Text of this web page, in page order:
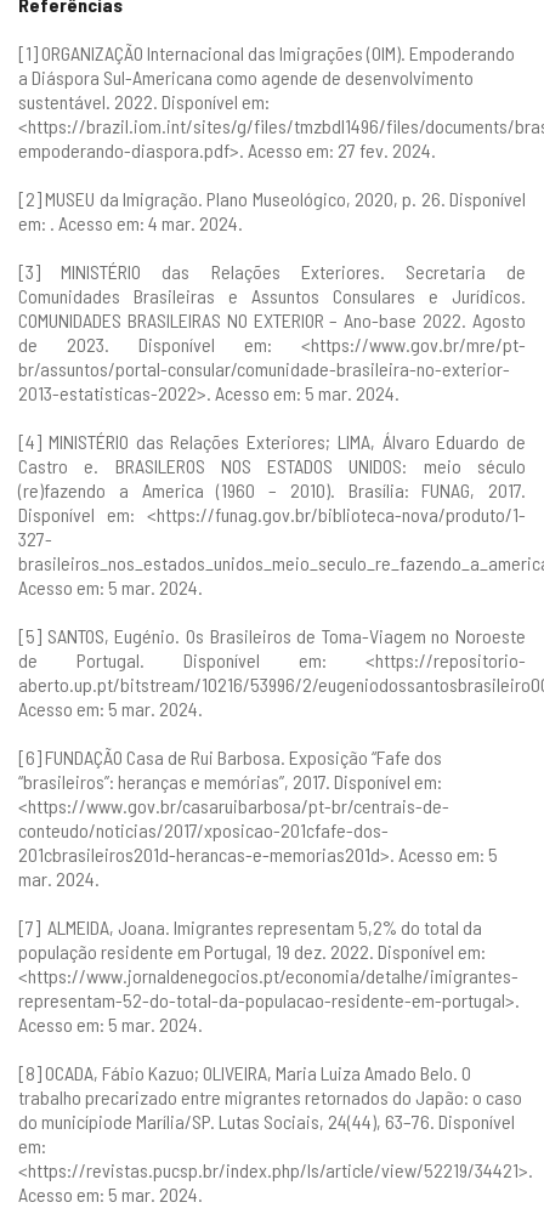
[1] ORGANIZAÇÃO Internacional das Imigrações (OIM). Empoderando
a Diáspora Sul-Americana como agende de desenvolvimento
sustentável. 2022. Disponível em:
<https://brazil.iom.int/sites/g/files/tmzbdl1496/files/documents/
empoderando-diaspora.pdf>. Acesso em: 27 fev. 2024.
[2] MUSEU da Imigração. Plano Museológico, 2020, p. 26. Disponível
em: . Acesso em: 4 mar. 2024.
[3] MINISTÉRIO das Relações Exteriores. Secretaria de
Comunidades Brasileiras e Assuntos Consulares e Jurídicos.
COMUNIDADES BRASILEIRAS NO EXTERIOR – Ano-base 2022. Agosto
de 2023. Disponível em: <https://www.gov.br/mre/pt-
br/assuntos/portal-consular/comunidade-brasileira-no-exterior-
2013-estatisticas-2022>. Acesso em: 5 mar. 2024.
[4] MINISTÉRIO das Relações Exteriores; LIMA, Álvaro Eduardo de
Castro e. BRASILEROS NOS ESTADOS UNIDOS: meio século
(re)fazendo a America (1960 – 2010). Brasília: FUNAG, 2017.
Disponível em: <https://funag.gov.br/biblioteca-nova/produto/1-
327-
Acesso em: 5 mar. 2024.
[5] SANTOS, Eugénio. Os Brasileiros de Toma-Viagem no Noroeste
de Portugal. Disponível em: <https://repositorio-
aberto.up.pt/bitstream/10216/53996/2/
Acesso em: 5 mar. 2024.
[6] FUNDAÇÃO Casa de Rui Barbosa. Exposição “Fafe dos
“brasileiros”: heranças e memórias”, 2017. Disponível em:
<https://www.gov.br/casaruibarbosa/pt-br/centrais-de-
conteudo/noticias/2017/xposicao-201cfafe-dos-
201cbrasileiros201d-herancas-e-memorias201d>. Acesso em: 5
mar. 2024.
[7] ALMEIDA, Joana. Imigrantes representam 5,2% do total da
população residente em Portugal, 19 dez. 2022. Disponível em:
<https://www.jornaldenegocios.pt/economia/detalhe/imigrantes-
representam-52-do-total-da-populacao-residente-em-portugal>.
Acesso em: 5 mar. 2024.
[8] OCADA, Fábio Kazuo; OLIVEIRA, Maria Luiza Amado Belo. O
trabalho precarizado entre migrantes retornados do Japão: o caso
do municípiode Marília/SP. Lutas Sociais, 24(44), 63–76. Disponível
em:
<https://revistas.pucsp.br/index.php/ls/article/view/52219/34421>.
Acesso em: 5 mar. 2024.